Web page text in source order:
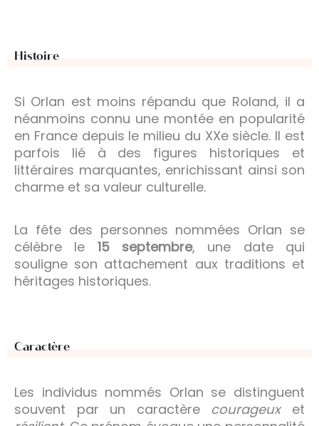
Histoire
Si Orlan est moins répandu que Roland, il a
néanmoins connu une montée en popularité
en France depuis le milieu du XXe siècle. Il est
parfois lié à des figures historiques et
littéraires marquantes, enrichissant ainsi son
charme et sa valeur culturelle.
La fête des personnes nommées Orlan se
célèbre le 15 septembre, une date qui
souligne son attachement aux traditions et
héritages historiques.
Caractère
Les individus nommés Orlan se distinguent
souvent par un caractère courageuxet